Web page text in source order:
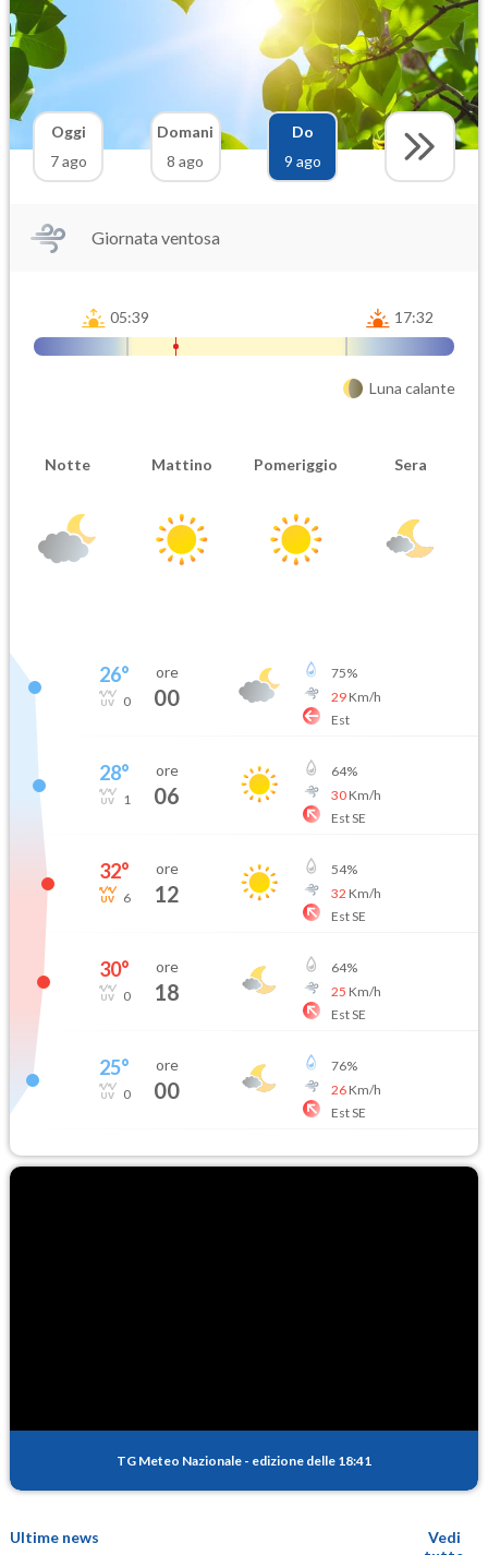
Oggi
7 ago
Domani
8 ago
Do
9 ago
Giornata ventosa
05:39 17:32
Luna calante
Notte Mattino Pomeriggio Sera
26°
0
ore
00
75%
29Km/h
Est
28°
1
ore
06
64%
30Km/h
Est SE
32°
6
ore
12
54%
32 Km/h
Est SE
30°
0
ore
18
64%
25 Km/h
Est SE
25°
0
ore
00
76%
26Km/h
Est SE
TG Meteo Nazionale - edizione delle 18:41
Ultime news
Vedi